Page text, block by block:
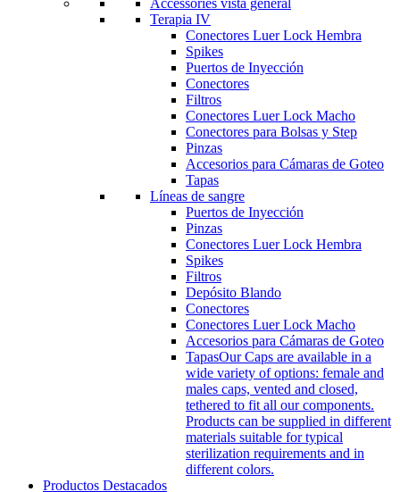
Accessories vista general
Terapia IV
Conectores Luer Lock Hembra
Spikes
Puertos de Inyección
Conectores
Filtros
Conectores Luer Lock Macho
Conectores para Bolsas y Step
Pinzas
Accesorios para Cámaras de Goteo
Tapas
Líneas de sangre
Puertos de Inyección
Pinzas
Conectores Luer Lock Hembra
Spikes
Filtros
Depósito Blando
Conectores
Conectores Luer Lock Macho
Accesorios para Cámaras de Goteo
TapasOur Caps are available in a
wide variety of options: female and
males caps, vented and closed,
tethered to fit all our components.
Products can be supplied in different
materials suitable for typical
sterilization requirements and in
different colors.
Productos Destacados